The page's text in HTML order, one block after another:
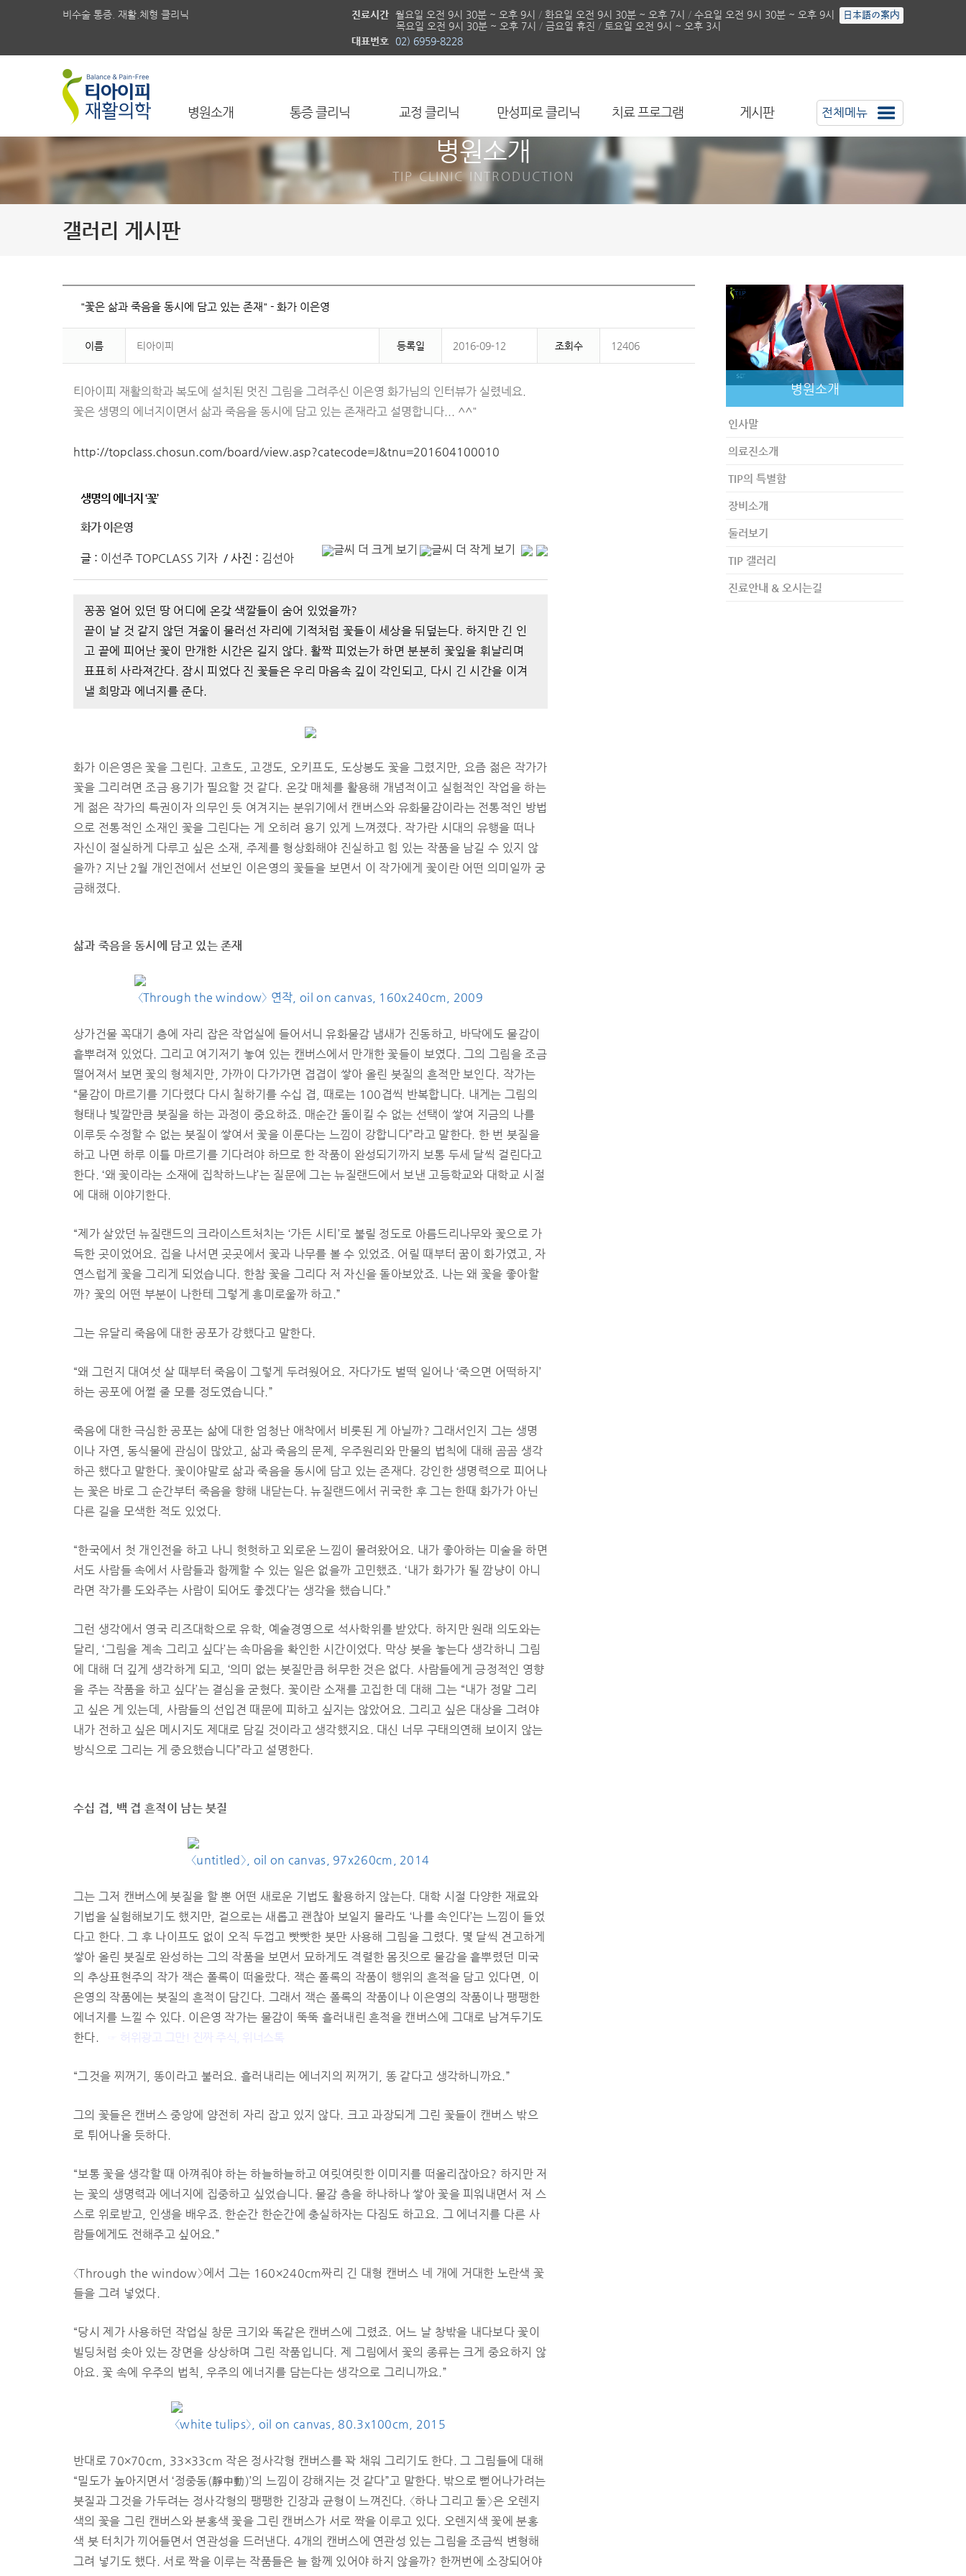
비수술 통증. 재활.체형 클리닉 日本語の案内
진료시간 월요일 오전 9시 30분 ~ 오후 9시 / 화요일 오전 9시 30분 ~ 오후 7시 / 수요일 오전 9시 30분 ~ 오후 9시
목요일 오전 9시 30분 ~ 오후 7시 /금요일 휴진 /토요일 오전 9시 ~ 오후 3시
대표번호
02) 6959-8228
병원소개 통증 클리닉 교정 클리닉 만성피로 클리닉 치료 프로그램 게시판 전체메뉴
병원소개
TIP CLINIC INTRODUCTION
갤러리 게시판
"꽃은 삶과 죽음을 동시에 담고 있는 존재" - 화가 이은영
이름 티아이피 등록일 2016-09-12 조회수 12406
티아이피 재활의학과 복도에 설치된 멋진 그림을 그려주신 이은영 화가님의 인터뷰가 실렸네요.
꽃은 생명의 에너지이면서 삶과 죽음을 동시에 담고 있는 존재라고 설명합니다... ^^"
http://topclass.chosun.com/board/view.asp?catecode=J&tnu=201604100010
생명의 에너지 ‘꽃’
화가 이은영
글 : 이선주 TOPCLASS 기자 / 사진 : 김선아
꽁꽁 얼어 있던 땅 어디에 온갖 색깔들이 숨어 있었을까?
끝이 날 것 같지 않던 겨울이 물러선 자리에 기적처럼 꽃들이 세상을 뒤덮는다. 하지만 긴 인
고 끝에 피어난 꽃이 만개한 시간은 길지 않다. 활짝 피었는가 하면 분분히 꽃잎을 휘날리며
표표히 사라져간다. 잠시 피었다 진 꽃들은 우리 마음속 깊이 각인되고, 다시 긴 시간을 이겨
낼 희망과 에너지를 준다.
화가 이은영은 꽃을 그린다. 고흐도, 고갱도, 오키프도, 도상봉도 꽃을 그렸지만, 요즘 젊은 작가가
꽃을 그리려면 조금 용기가 필요할 것 같다. 온갖 매체를 활용해 개념적이고 실험적인 작업을 하는
게 젊은 작가의 특권이자 의무인 듯 여겨지는 분위기에서 캔버스와 유화물감이라는 전통적인 방법
으로 전통적인 소재인 꽃을 그린다는 게 오히려 용기 있게 느껴졌다. 작가란 시대의 유행을 떠나
자신이 절실하게 다루고 싶은 소재, 주제를 형상화해야 진실하고 힘 있는 작품을 남길 수 있지 않
을까? 지난 2월 개인전에서 선보인 이은영의 꽃들을 보면서 이 작가에게 꽃이란 어떤 의미일까 궁
금해졌다.
삶과 죽음을 동시에 담고 있는 존재
〈Through the window〉 연작, oil on canvas, 160x240cm, 2009
상가건물 꼭대기 층에 자리 잡은 작업실에 들어서니 유화물감 냄새가 진동하고, 바닥에도 물감이
흩뿌려져 있었다. 그리고 여기저기 놓여 있는 캔버스에서 만개한 꽃들이 보였다. 그의 그림을 조금
떨어져서 보면 꽃의 형체지만, 가까이 다가가면 겹겹이 쌓아 올린 붓질의 흔적만 보인다. 작가는
“물감이 마르기를 기다렸다 다시 칠하기를 수십 겹, 때로는 100겹씩 반복합니다. 내게는 그림의
형태나 빛깔만큼 붓질을 하는 과정이 중요하죠. 매순간 돌이킬 수 없는 선택이 쌓여 지금의 나를
이루듯 수정할 수 없는 붓질이 쌓여서 꽃을 이룬다는 느낌이 강합니다”라고 말한다. 한 번 붓질을
하고 나면 하루 이틀 마르기를 기다려야 하므로 한 작품이 완성되기까지 보통 두세 달씩 걸린다고
한다. ‘왜 꽃이라는 소재에 집착하느냐’는 질문에 그는 뉴질랜드에서 보낸 고등학교와 대학교 시절
에 대해 이야기한다.
“제가 살았던 뉴질랜드의 크라이스트처치는 ‘가든 시티’로 불릴 정도로 아름드리나무와 꽃으로 가
득한 곳이었어요. 집을 나서면 곳곳에서 꽃과 나무를 볼 수 있었죠. 어릴 때부터 꿈이 화가였고, 자
연스럽게 꽃을 그리게 되었습니다. 한참 꽃을 그리다 저 자신을 돌아보았죠. 나는 왜 꽃을 좋아할
까? 꽃의 어떤 부분이 나한테 그렇게 흥미로울까 하고.”
그는 유달리 죽음에 대한 공포가 강했다고 말한다.
“왜 그런지 대여섯 살 때부터 죽음이 그렇게 두려웠어요. 자다가도 벌떡 일어나 ‘죽으면 어떡하지’
하는 공포에 어쩔 줄 모를 정도였습니다.”
죽음에 대한 극심한 공포는 삶에 대한 엄청난 애착에서 비롯된 게 아닐까? 그래서인지 그는 생명
이나 자연, 동식물에 관심이 많았고, 삶과 죽음의 문제, 우주원리와 만물의 법칙에 대해 곰곰 생각
하곤 했다고 말한다. 꽃이야말로 삶과 죽음을 동시에 담고 있는 존재다. 강인한 생명력으로 피어나
는 꽃은 바로 그 순간부터 죽음을 향해 내닫는다. 뉴질랜드에서 귀국한 후 그는 한때 화가가 아닌
다른 길을 모색한 적도 있었다.
“한국에서 첫 개인전을 하고 나니 헛헛하고 외로운 느낌이 몰려왔어요. 내가 좋아하는 미술을 하면
서도 사람들 속에서 사람들과 함께할 수 있는 일은 없을까 고민했죠. ‘내가 화가가 될 깜냥이 아니
라면 작가를 도와주는 사람이 되어도 좋겠다’는 생각을 했습니다.”
그런 생각에서 영국 리즈대학으로 유학, 예술경영으로 석사학위를 받았다. 하지만 원래 의도와는
달리, ‘그림을 계속 그리고 싶다’는 속마음을 확인한 시간이었다. 막상 붓을 놓는다 생각하니 그림
에 대해 더 깊게 생각하게 되고, ‘의미 없는 붓질만큼 허무한 것은 없다. 사람들에게 긍정적인 영향
을 주는 작품을 하고 싶다’는 결심을 굳혔다. 꽃이란 소재를 고집한 데 대해 그는 “내가 정말 그리
고 싶은 게 있는데, 사람들의 선입견 때문에 피하고 싶지는 않았어요. 그리고 싶은 대상을 그려야
내가 전하고 싶은 메시지도 제대로 담길 것이라고 생각했지요. 대신 너무 구태의연해 보이지 않는
방식으로 그리는 게 중요했습니다”라고 설명한다.
수십 겹, 백 겹 흔적이 남는 붓질
〈untitled〉, oil on canvas, 97x260cm, 2014
그는 그저 캔버스에 붓질을 할 뿐 어떤 새로운 기법도 활용하지 않는다. 대학 시절 다양한 재료와
기법을 실험해보기도 했지만, 겉으로는 새롭고 괜찮아 보일지 몰라도 ‘나를 속인다’는 느낌이 들었
다고 한다. 그 후 나이프도 없이 오직 두껍고 빳빳한 붓만 사용해 그림을 그렸다. 몇 달씩 견고하게
쌓아 올린 붓질로 완성하는 그의 작품을 보면서 묘하게도 격렬한 몸짓으로 물감을 흩뿌렸던 미국
의 추상표현주의 작가 잭슨 폴록이 떠올랐다. 잭슨 폴록의 작품이 행위의 흔적을 담고 있다면, 이
은영의 작품에는 붓질의 흔적이 담긴다. 그래서 잭슨 폴록의 작품이나 이은영의 작품이나 팽팽한
에너지를 느낄 수 있다. 이은영 작가는 물감이 뚝뚝 흘러내린 흔적을 캔버스에 그대로 남겨두기도
한다.
☞ 허위광고 그만! 진짜 주식, 위너스톡
“그것을 찌꺼기, 똥이라고 불러요. 흘러내리는 에너지의 찌꺼기, 똥 같다고 생각하니까요.”
그의 꽃들은 캔버스 중앙에 얌전히 자리 잡고 있지 않다. 크고 과장되게 그린 꽃들이 캔버스 밖으
로 튀어나올 듯하다.
“보통 꽃을 생각할 때 아껴줘야 하는 하늘하늘하고 여릿여릿한 이미지를 떠올리잖아요? 하지만 저
는 꽃의 생명력과 에너지에 집중하고 싶었습니다. 물감 층을 하나하나 쌓아 꽃을 피워내면서 저 스
스로 위로받고, 인생을 배우죠. 한순간 한순간에 충실하자는 다짐도 하고요. 그 에너지를 다른 사
람들에게도 전해주고 싶어요.”
〈Through the window〉에서 그는 160×240cm짜리 긴 대형 캔버스 네 개에 거대한 노란색 꽃
들을 그려 넣었다.
“당시 제가 사용하던 작업실 창문 크기와 똑같은 캔버스에 그렸죠. 어느 날 창밖을 내다보다 꽃이
빌딩처럼 솟아 있는 장면을 상상하며 그린 작품입니다. 제 그림에서 꽃의 종류는 크게 중요하지 않
아요. 꽃 속에 우주의 법칙, 우주의 에너지를 담는다는 생각으로 그리니까요.”
〈white tulips〉, oil on canvas, 80.3x100cm, 2015
반대로 70×70cm, 33×33cm 작은 정사각형 캔버스를 꽉 채워 그리기도 한다. 그 그림들에 대해
“밀도가 높아지면서 ‘정중동(靜中動)’의 느낌이 강해지는 것 같다”고 말한다. 밖으로 뻗어나가려는
붓질과 그것을 가두려는 정사각형의 팽팽한 긴장과 균형이 느껴진다. 〈하나 그리고 둘〉은 오렌지
색의 꽃을 그린 캔버스와 분홍색 꽃을 그린 캔버스가 서로 짝을 이루고 있다. 오렌지색 꽃에 분홍
색 붓 터치가 끼어들면서 연관성을 드러낸다. 4개의 캔버스에 연관성 있는 그림을 조금씩 변형해
그려 넣기도 했다. 서로 짝을 이루는 작품들은 늘 함께 있어야 하지 않을까? 한꺼번에 소장되어야
병원소개
인사말
의료진소개
TIP의 특별함
장비소개
둘러보기
TIP 갤러리
진료안내 & 오시는길